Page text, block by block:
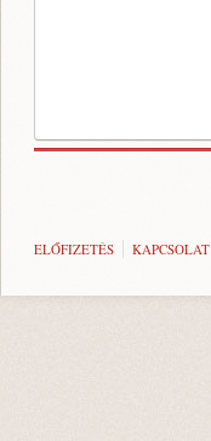
ELŐFIZETÉS KAPCSOLAT